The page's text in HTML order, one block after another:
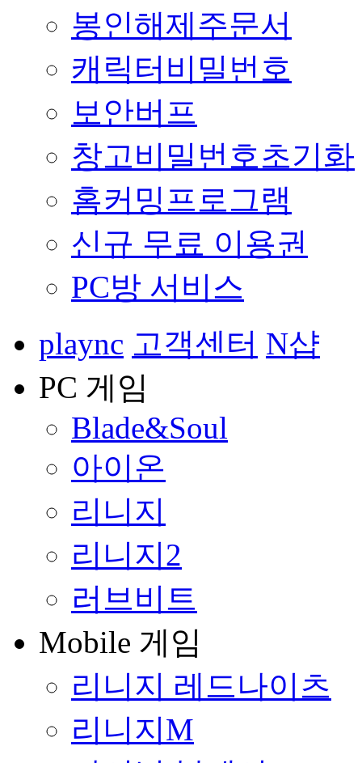
봉인해제주문서
캐릭터비밀번호
보안버프
창고비밀번호초기화
홈커밍프로그램
신규 무료 이용권
PC방 서비스
plaync 고객센터 N샵
PC 게임
Blade&Soul
아이온
리니지
리니지2
러브비트
Mobile 게임
리니지 레드나이츠
리니지M